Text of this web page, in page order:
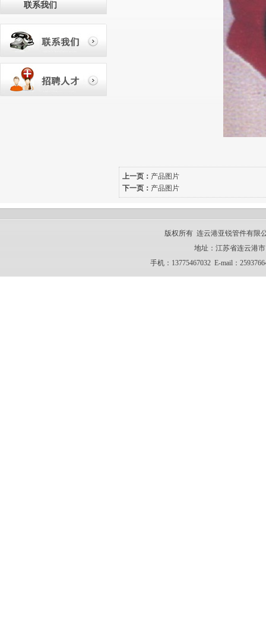
联系我们
上一页： 产品图片
下一页： 产品图片
版权所有 连云港亚锐管件有
地址：江苏省连云港
手机：13775467032 E-mail：